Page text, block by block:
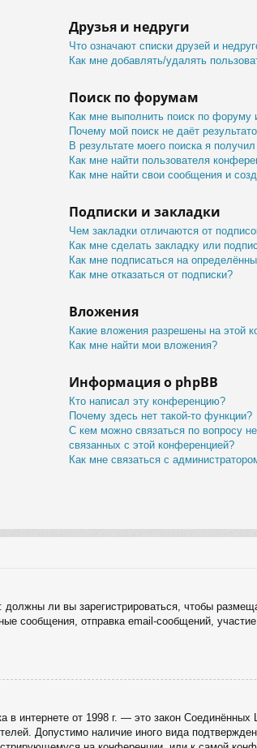
Друзья и недруги
Что означают списки друзей и
Как мне добавлять/удалять
Поиск по форумам
Как мне выполнить поиск по
Почему мой поиск не даёт
В результате моего поиска я
Как мне найти пользователя
Как мне найти свои сообщения и
Подписки и закладки
Чем закладки отличаются от
Как мне сделать закладку или
Как мне подписаться на
Как мне отказаться от подписки?
Вложения
Какие вложения разрешены на этой
Как мне найти мои вложения?
Информация о phpBB
Кто написал эту конференцию?
Почему здесь нет такой-то функции?
С кем можно связаться по вопросу
связанных с этой конференцией?
Как мне связаться с
ли вы зарегистрироваться, чтобы
отправка email-сообщений,
интернете от 1998 г. — это закон
Допустимо наличие иного вида